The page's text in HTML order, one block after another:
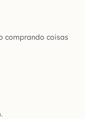
comprando coisas